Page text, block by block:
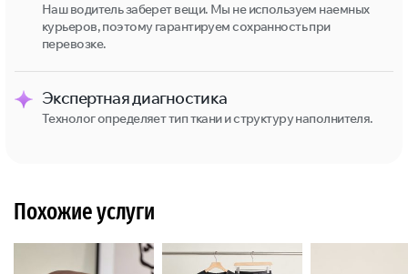
Наш водитель заберет вещи. Мы не используем наемных
курьеров, поэтому гарантируем сохранность при
перевозке.
Экспертная диагностика
Технолог определяет тип ткани и структуру наполнителя.
Похожие услуги